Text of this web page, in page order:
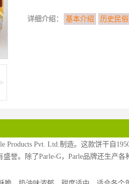
详细介绍： 基本介绍 历史民俗
Products Pvt. Ltd.制造。这款饼干自
誉。除了Parle-G，Parle品牌还生产各